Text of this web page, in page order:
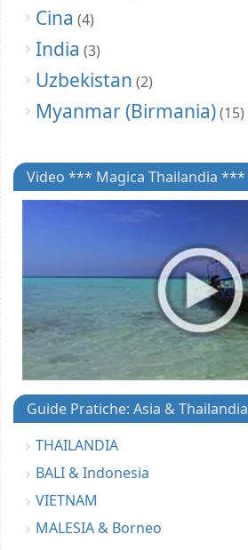
Cina (4)
India (3)
Uzbekistan (2)
Myanmar (Birmania)(15)
Video *** Magica Thailandia ***
Guide Pratiche: Asia & Thailandia
THAILANDIA
BALI & Indonesia
VIETNAM
MALESIA & Borneo